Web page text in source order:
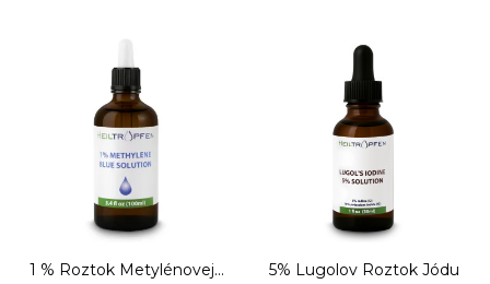
1 % Roztok Metylénovej...
5% Lugolov Roztok Jódu